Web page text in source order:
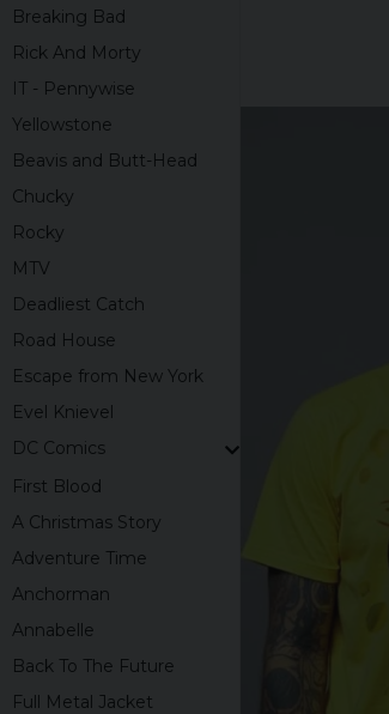
Breaking Bad
Rick And Morty
IT - Pennywise
Yellowstone
Beavis and Butt-Head
Chucky
Rocky
MTV
Deadliest Catch
Road House
Escape from New York
Evel Knievel
DC Comics
First Blood
A Christmas Story
Adventure Time
Anchorman
Annabelle
Back To The Future
Full Metal Jacket